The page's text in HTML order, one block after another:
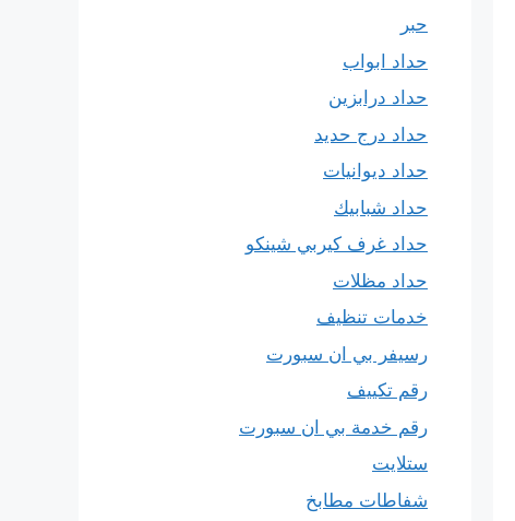
حبر
حداد ابواب
حداد درابزين
حداد درج حديد
حداد ديوانيات
حداد شبابيك
حداد غرف كيربي شينكو
حداد مظلات
خدمات تنظيف
رسيفر بي ان سبورت
رقم تكييف
رقم خدمة بي ان سبورت
ستلايت
شفاطات مطابخ